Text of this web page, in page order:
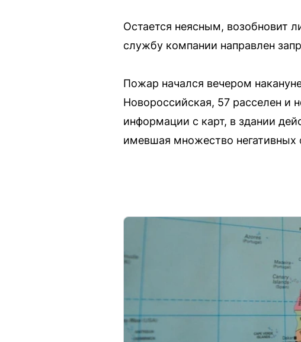
Остается неясным, возобновит
службу компании направлен
Пожар начался вечером
Новороссийская, 57 расселен и
информации с карт, в здании
имевшая множество негативных